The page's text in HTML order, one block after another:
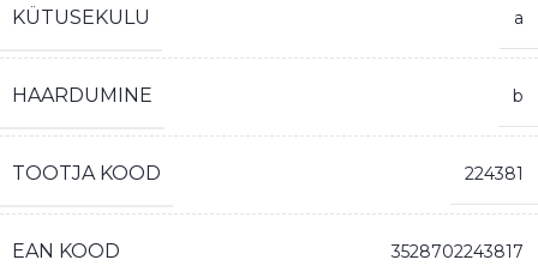
KÜTUSEKULU a
HAARDUMINE b
TOOTJA KOOD 224381
EAN KOOD 3528702243817